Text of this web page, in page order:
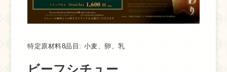
特定原材料8品目: 小麦、卵、乳
ビーフシチュー